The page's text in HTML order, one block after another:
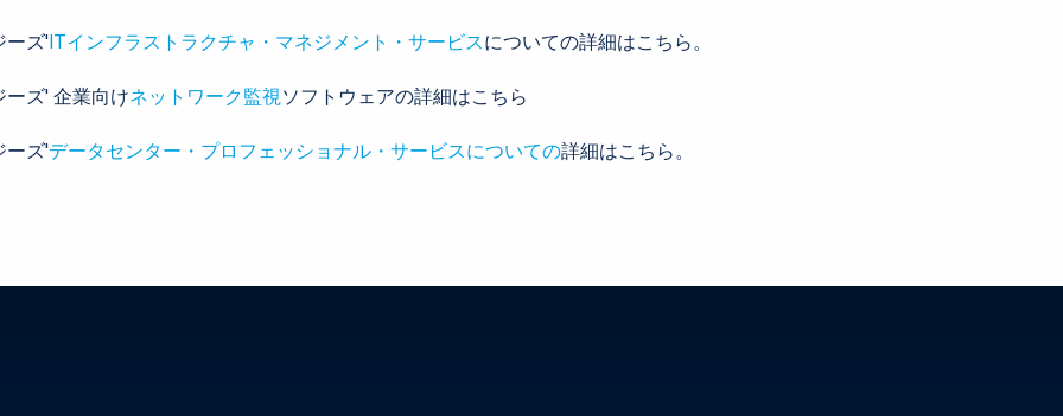
ーズ'ITインフラストラクチャ・マネジメント・サービスについての詳細はこちら。
ズ' 企業向けネットワーク監視ソフトウェアの詳細はこちら
ーズ'データセンター・プロフェッショナル・サービスについての詳細はこちら。